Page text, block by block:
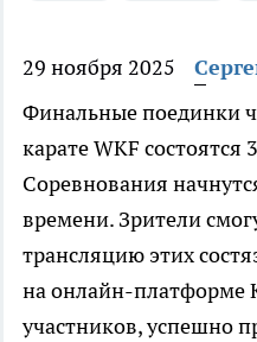
29 ноября 2025
Финальные поединки
карате WKF состоятся
Соревнования
времени. Зрители
трансляцию этих
на онлайн-платформе
участников, успешно